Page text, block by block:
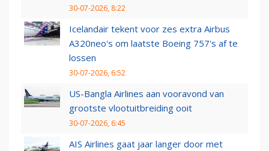
30-07-2026, 8:22
Icelandair tekent voor zes extra Airbus
A320neo's om laatste Boeing 757's af te
lossen
30-07-2026, 6:52
US-Bangla Airlines aan vooravond van
grootste vlootuitbreiding ooit
30-07-2026, 6:45
AIS Airlines gaat jaar langer door met